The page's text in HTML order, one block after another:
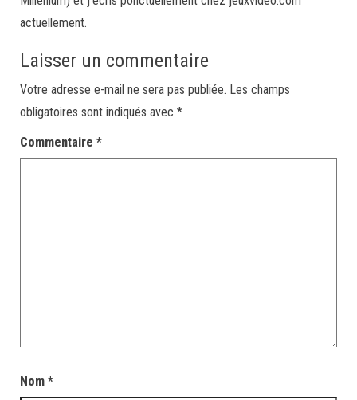
actuellement.
Laisser un commentaire
Votre adresse e-mail ne sera pas publiée. Les champs
obligatoires sont indiqués avec *
Commentaire *
Nom *